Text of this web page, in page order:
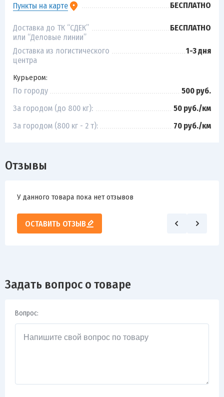
Пункты на карте БЕСПЛАТНО
Доставка до ТК “СДЕК”
или “Деловые линии”
БЕСПЛАТНО
Доставка из логистического
центра
1-3 дня
Курьером:
По городу
500 руб.
За городом (до 800 кг):
50 руб./км
За городом (800 кг - 2 т):
70 руб./км
Отзывы
У данного товара пока нет отзывов
ОСТАВИТЬ ОТЗЫВ
Задать вопрос о товаре
Вопрос: